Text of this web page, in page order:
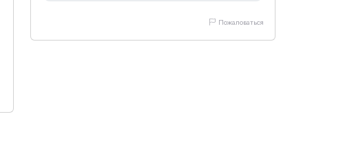
Пожаловаться